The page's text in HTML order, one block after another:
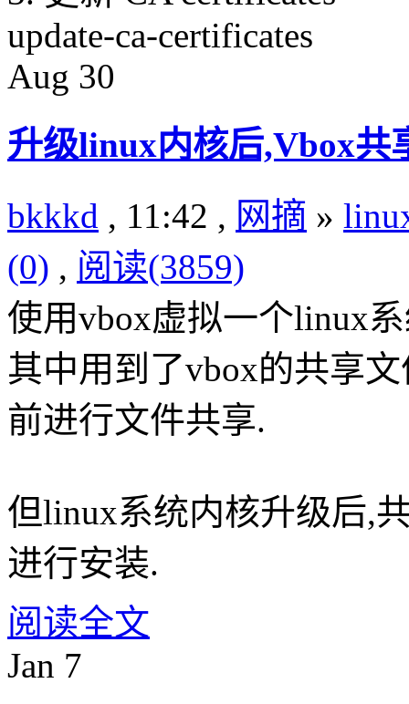
update-ca-certificates
Aug 30
升级linux内核后,Vbox共
bkkkd , 11:42 , 网摘 »
(0) , 阅读(3859)
使用vbox虚拟一个linux
其中用到了vbox的共享
前进行文件共享.
但linux系统内核升级后,
进行安装.
阅读全文
Jan 7